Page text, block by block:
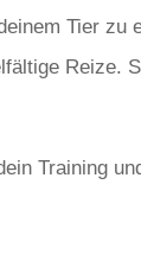
Tier zu
Reize.
Training